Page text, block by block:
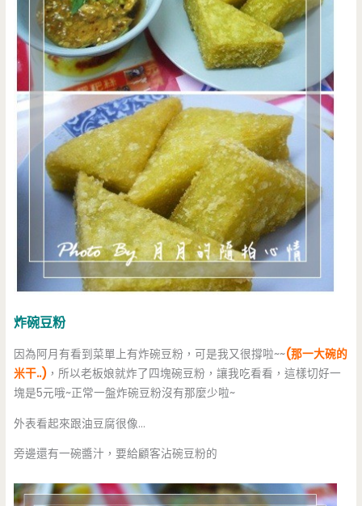
炸碗豆粉
因為阿月有看到菜單上有炸碗豆粉，可是我又很撐啦~~(那一大碗的
米干..) ，所以老板娘就炸了四塊碗豆粉，讓我吃看看，這樣切好一
塊是5元哦~正常一盤炸碗豆粉沒有那麼少啦~
外表看起來跟油豆腐很像…
旁邊還有一碗醬汁，要給顧客沾碗豆粉的